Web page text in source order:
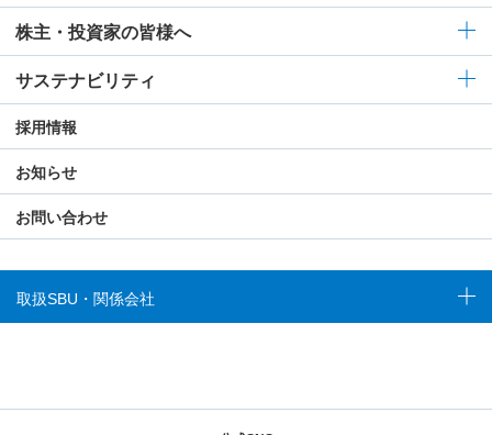
株主・投資家の皆様へ
サステナビリティ
採用情報
お知らせ
お問い合わせ
取扱SBU・関係会社